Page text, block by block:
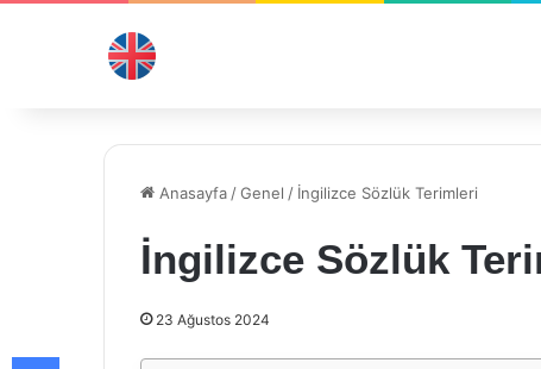
Anasayfa /Genel / İngilizce Sözlük Terimleri
İngilizce Sözlük
23 Ağustos 2024
Facebook